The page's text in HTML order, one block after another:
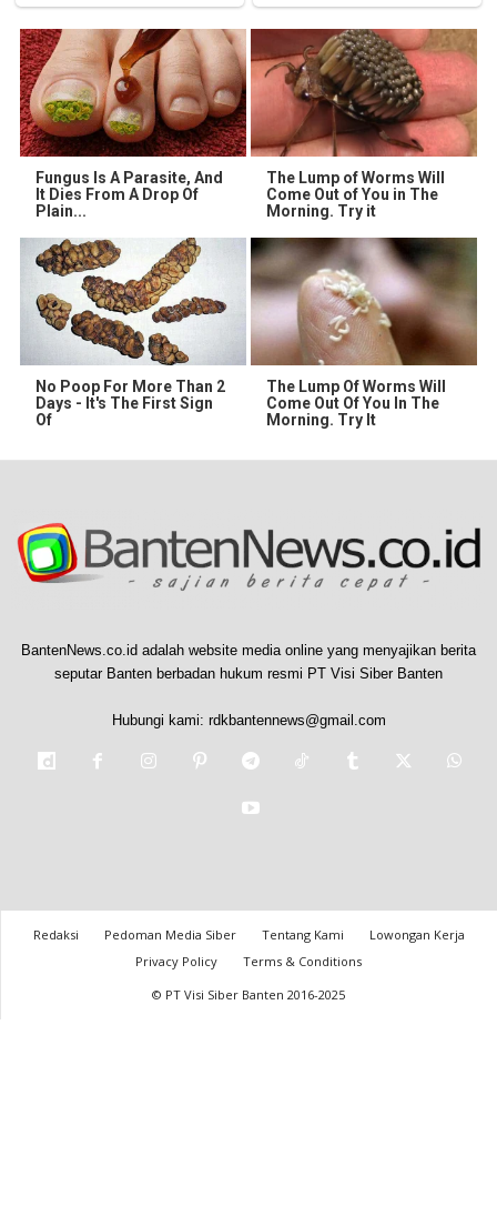
Fungus Is A Parasite, And
It Dies From A Drop Of
Plain...
The Lump of Worms Will
Come Out of You in The
Morning. Try it
No Poop For More Than 2
Days - It's The First Sign
Of
The Lump Of Worms Will
Come Out Of You In The
Morning. Try It
BantenNews.co.id adalah website media online yang menyajikan berita
seputar Banten berbadan hukum resmi PT Visi Siber Banten
Hubungi kami: rdkbantennews@gmail.com
Redaksi Pedoman Media Siber Tentang Kami
Lowongan Kerja
Privacy Policy
Terms & Conditions
© PT Visi Siber Banten 2016-2025